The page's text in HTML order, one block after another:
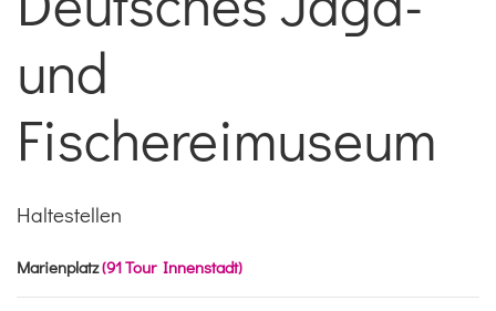
und
Fischereimuseum
Haltestellen
Marienplatz(91 Tour Innenstadt)